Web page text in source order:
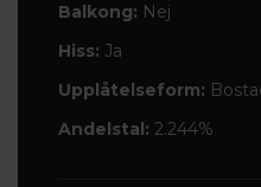
Balkong: Nej
Hiss: Ja
Upplåtelseform:
Andelstal: 2.244%